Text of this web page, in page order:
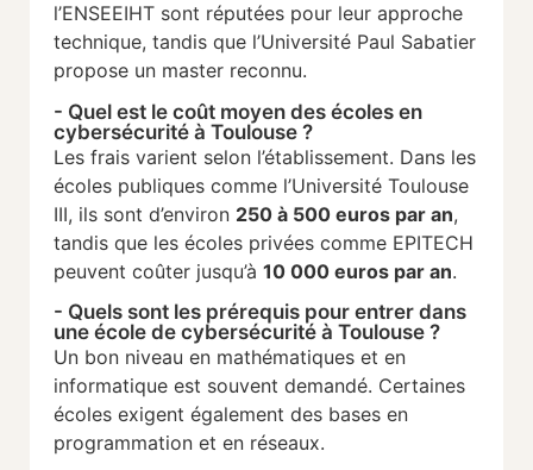
l’ENSEEIHT sont réputées pour leur approche
technique, tandis que l’Université Paul Sabatier
propose un master reconnu.
- Quel est le coût moyen des écoles en
cybersécurité à Toulouse ?
Les frais varient selon l’établissement. Dans les
écoles publiques comme l’Université Toulouse
III, ils sont d’environ 250 à 500 euros par an,
tandis que les écoles privées comme EPITECH
peuvent coûter jusqu’à 10 000 euros par an.
- Quels sont les prérequis pour entrer dans
une école de cybersécurité à Toulouse ?
Un bon niveau en mathématiques et en
informatique est souvent demandé. Certaines
écoles exigent également des bases en
programmation et en réseaux.